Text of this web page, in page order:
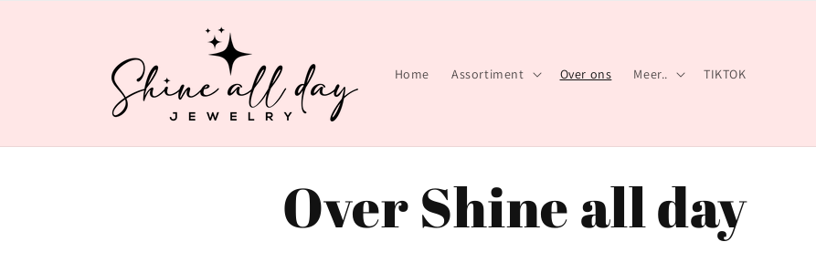
Home Assortiment Over ons Meer.. TIKTOK
Over Shine all day